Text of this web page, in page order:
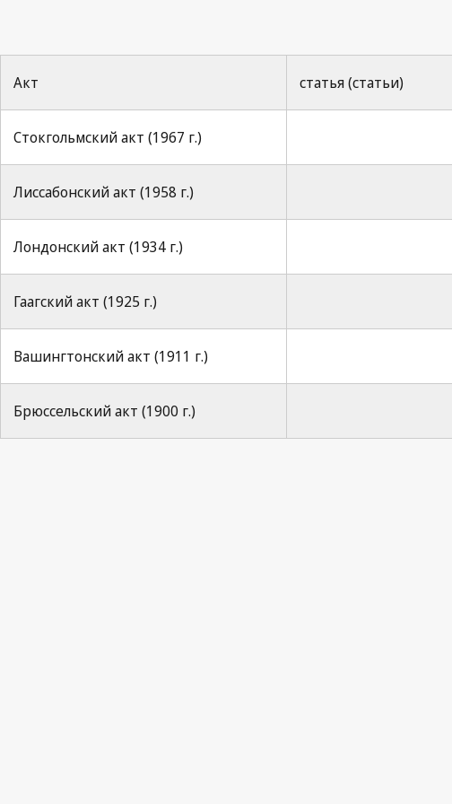
Акт статья (статьи)
Стокгольмский акт (1967 г.)
Лиссабонский акт (1958 г.)
Лондонский акт (1934 г.)
Гаагский акт (1925 г.)
Вашингтонский акт (1911 г.)
Брюссельский акт (1900 г.)